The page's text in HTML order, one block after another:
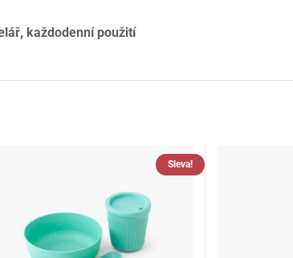
každodenní použití
Sleva!